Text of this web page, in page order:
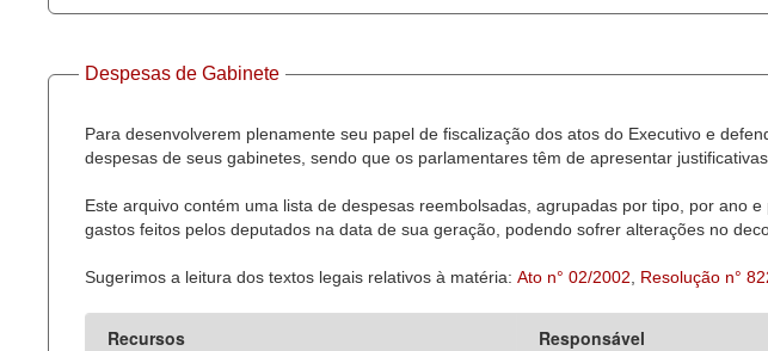
Despesas de Gabinete
Para desenvolverem plenamente seu papel de fiscalização dos atos do Executivo e
despesas de seus gabinetes, sendo que os parlamentares têm de apresentar
Este arquivo contém uma lista de despesas reembolsadas, agrupadas por tipo, por ano
gastos feitos pelos deputados na data de sua geração, podendo sofrer alterações no
Sugerimos a leitura dos textos legais relativos à matéria: Ato n° 02/2002 Resolução n°
Recursos Responsável